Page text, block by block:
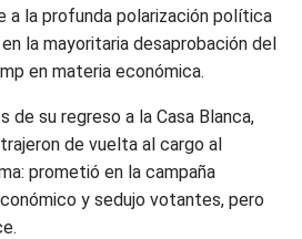
a la profunda polarización política
la mayoritaria desaprobación del
en materia económica.
de su regreso a la Casa Blanca,
de vuelta al cargo al
prometió en la campaña
y sedujo votantes, pero